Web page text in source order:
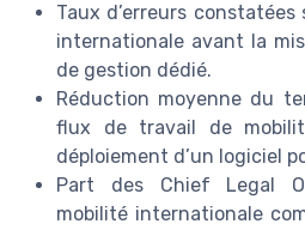
Taux d’erreurs
internationale avant la
de gestion dédié.
Réduction moyenne du
flux de travail de
déploiement d’un logiciel
Part des Chief Legal
mobilité internationale